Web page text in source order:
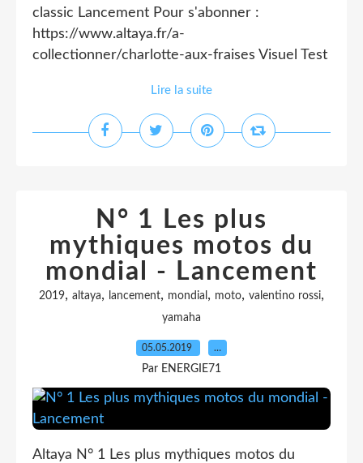
classic Lancement Pour s'abonner :
https://www.altaya.fr/a-
collectionner/charlotte-aux-fraises Visuel Test
Lire la suite
N° 1 Les plus
mythiques motos du
mondial - Lancement
2019, altaya, lancement, mondial , moto, valentino rossi,
yamaha
05.05.2019 …
Par ENERGIE71
Altaya N° 1 Les plus mythiques motos du